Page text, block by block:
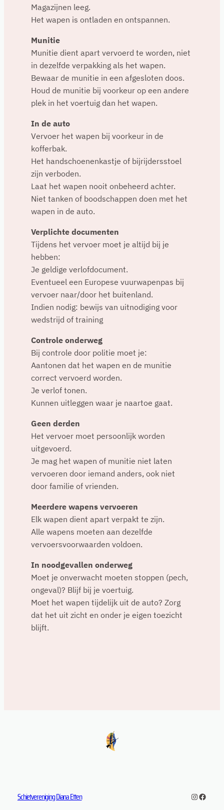
Magazijnen leeg.
Het wapen is ontladen en ontspannen.
Munitie
Munitie dient apart vervoerd te worden, niet
in dezelfde verpakking als het wapen.
Bewaar de munitie in een afgesloten doos.
Houd de munitie bij voorkeur op een andere
plek in het voertuig dan het wapen.
In de auto
Vervoer het wapen bij voorkeur in de
kofferbak.
Het handschoenenkastje of bijrijdersstoel
zijn verboden.
Laat het wapen nooit onbeheerd achter.
Niet tanken of boodschappen doen met het
wapen in de auto.
Verplichte documenten
Tijdens het vervoer moet je altijd bij je
hebben:
Je geldige verlofdocument.
Eventueel een Europese vuurwapenpas bij
vervoer naar/door het buitenland.
Indien nodig: bewijs van uitnodiging voor
wedstrijd of training
Controle onderweg
Bij controle door politie moet je:
Aantonen dat het wapen en de munitie
correct vervoerd worden.
Je verlof tonen.
Kunnen uitleggen waar je naartoe gaat.
Geen derden
Het vervoer moet persoonlijk worden
uitgevoerd.
Je mag het wapen of munitie niet laten
vervoeren door iemand anders, ook niet
door familie of vrienden.
Meerdere wapens vervoeren
Elk wapen dient apart verpakt te zijn.
Alle wapens moeten aan dezelfde
vervoersvoorwaarden voldoen.
In noodgevallen onderweg
Moet je onverwacht moeten stoppen (pech,
ongeval)? Blijf bij je voertuig.
Moet het wapen tijdelijk uit de auto? Zorg
dat het uit zicht en onder je eigen toezicht
blijft.
Schietvereniging Diana Etten